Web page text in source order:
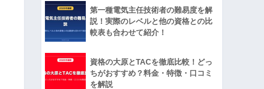
第一種電気主任技術者の難易度を解
説！実際のレベルと他の資格との比
較表も合わせて紹介！
資格の大原とTACを徹底比較！どっ
ちがおすすめ？料金・特徴・口コミ
を解説